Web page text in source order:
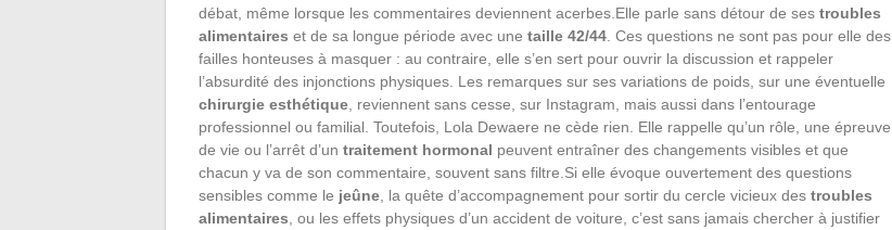
débat, même lorsque les commentaires deviennent acerbes.Elle parle sans détour de ses troubles
alimentaires et de sa longue période avec une taille 42/44 . Ces questions ne sont pas pour elle des
failles honteuses à masquer : au contraire, elle s’en sert pour ouvrir la discussion et rappeler
l’absurdité des injonctions physiques. Les remarques sur ses variations de poids, sur une éventuelle
chirurgie esthétique , reviennent sans cesse, sur Instagram, mais aussi dans l’entourage
professionnel ou familial. Toutefois, Lola Dewaere ne cède rien. Elle rappelle qu’un rôle, une épreuve
de vie ou l’arrêt d’un traitement hormonal peuvent entraîner des changements visibles et que
chacun y va de son commentaire, souvent sans filtre.Si elle évoque ouvertement des questions
sensibles comme le jeûne , la quête d’accompagnement pour sortir du cercle vicieux des troubles
alimentaires , ou les effets physiques d’un accident de voiture, c’est sans jamais chercher à justifier